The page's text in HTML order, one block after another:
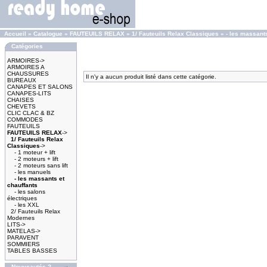
Accueil » Catalogue » FAUTEUILS RELAX » 1/ Fauteuils Relax Classiques » - les
Catégories
ARMOIRES->
ARMOIRES A
CHAUSSURES
BUREAUX
CANAPES ET SALONS
CANAPES-LITS
CHAISES
CHEVETS
CLIC CLAC & BZ
COMMODES
FAUTEUILS
FAUTEUILS RELAX->
1/ Fauteuils Relax
Classiques->
- 1 moteur + lift
- 2 moteurs + lift
- 2 moteurs sans lift
- les manuels
- les massants et
chauffants
- les salons
électriques
- les XXL
2/ Fauteuils Relax
Modernes
LITS->
MATELAS->
PARAVENT
SOMMIERS
TABLES BASSES
Il n'y a aucun produit listé dans cette catégorie.